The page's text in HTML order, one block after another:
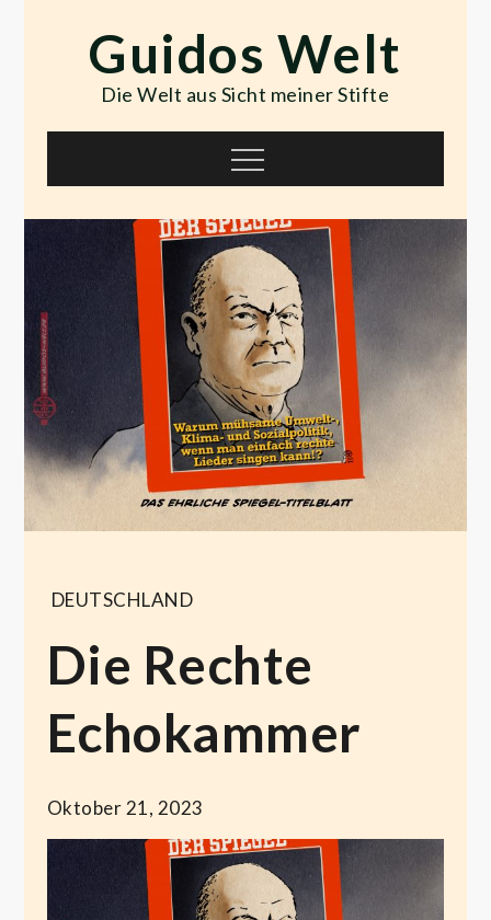
contentGuidos Welt
Die Welt aus Sicht meiner Stifte
Menu
DEUTSCHLAND
Die Rechte
Echokammer
Oktober 21, 2023